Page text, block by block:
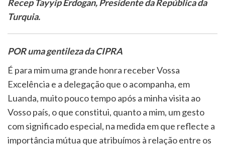
Recep Tayyip Erdogan, Presidente da República da
Turquia.
POR uma gentileza da CIPRA
É para mim uma grande honra receber Vossa
Excelência e a delegação que o acompanha, em
Luanda, muito pouco tempo após a minha visita ao
Vosso país, o que constitui, quanto a mim, um gesto
com significado especial, na medida em que reflecte a
importância mútua que atribuímos à relação entre os